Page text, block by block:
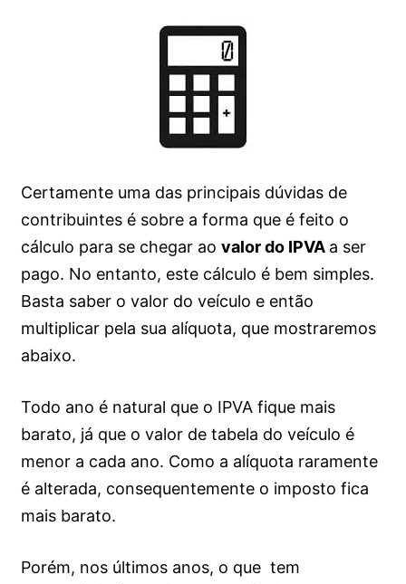
Certamente uma das principais dúvidas de
contribuintes é sobre a forma que é feito o
cálculo para se chegar aovalor do IPVA a ser
pago. No entanto, este cálculo é bem simples.
Basta saber o valor do veículo e então
multiplicar pela sua alíquota, que mostraremos
abaixo.
Todo ano é natural que o IPVA fique mais
barato, já que o valor de tabela do veículo é
menor a cada ano. Como a alíquota raramente
é alterada, consequentemente o imposto fica
mais barato.
Porém, nos últimos anos, o que tem